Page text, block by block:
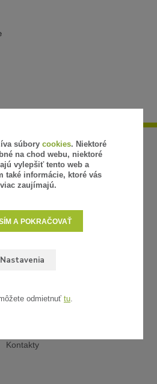
a vrátenie tovaru
Kontakty
súbory cookies. Niektoré
na chod webu, niektoré
vylepšiť tento web a
také informácie, ktoré vás
zaujímajú.
Nastavenia
A POKRAČOVAŤ
odmietnuť tu